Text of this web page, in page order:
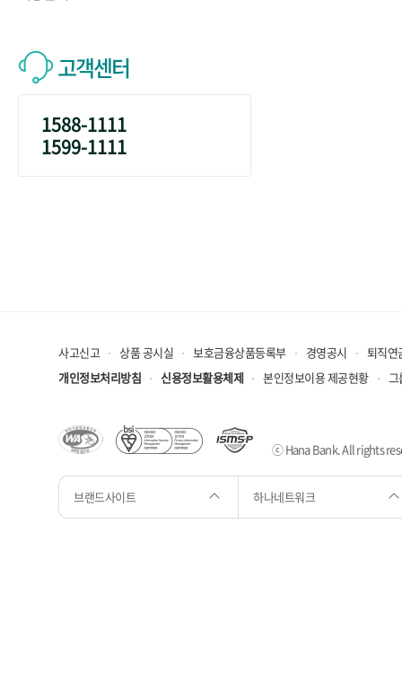
고객센터
1588-1111
1599-1111
사고신고 상품 공시실 보호금융상품등록부 경영공시
퇴직연
개인정보처리방침
신용정보활용체제 본인정보이용 제공현황 그
ⓒ Hana Bank. All rights
브랜드사이트 하나네트워크